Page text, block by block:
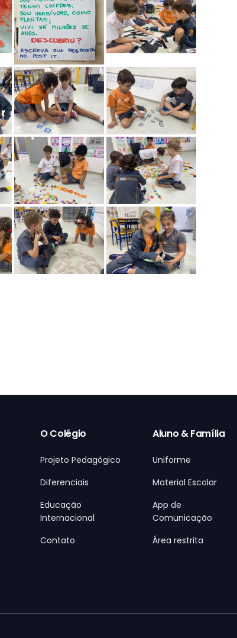
O Colégio
Projeto Pedagógico
Diferenciais
Educação
Internacional
Contato
Aluno & Família
Uniforme
Material Escolar
App de
Comunicação
Área restrita